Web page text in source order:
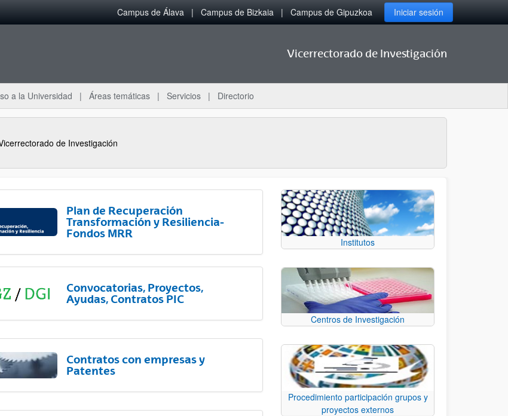
Campus de Álava Campus de Bizkaia Campus de Gipuzkoa Iniciar sesión
Vicerrectorado de Investigación
a la Universidad Áreas temáticas Servicios Directorio
de Investigación
Plan de Recuperación
Transformación y Resiliencia-
Fondos MRR
Convocatorias, Proyectos,
Ayudas, Contratos PIC
Contratos con empresas y
Patentes
Institutos
Centros de Investigación
Procedimiento participación grupos y
proyectos externos